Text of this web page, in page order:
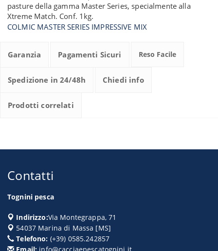
pasture della gamma Master Series, specialmente alla
Xtreme Match. Conf. 1kg.
COLMIC MASTER SERIES IMPRESSIVE MIX
Garanzia Pagamenti Sicuri Reso Facile
Spedizione in 24/48h Chiedi info
Prodotti correlati
Contatti
Tognini pesca
Indirizzo:Via Montegrappa, 71
54037 Marina di Massa [MS]
Telefono: (+39) 0585.242857
Email: info@cacciaepescatognini.it